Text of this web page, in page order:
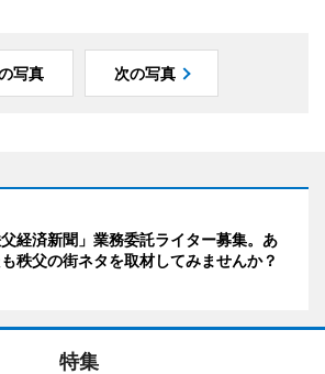
写真 次の写真
父経済新聞」業務委託ライター募集。あ
秩父の街ネタを取材してみませんか？
特集